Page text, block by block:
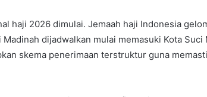
haji 2026 dimulai. Jemaah haji Indonesia
Madinah dijadwalkan mulai memasuki Kota
skema penerimaan terstruktur guna